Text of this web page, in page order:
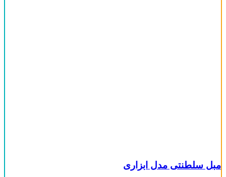
مبل سلطنتی مدل ابزاری